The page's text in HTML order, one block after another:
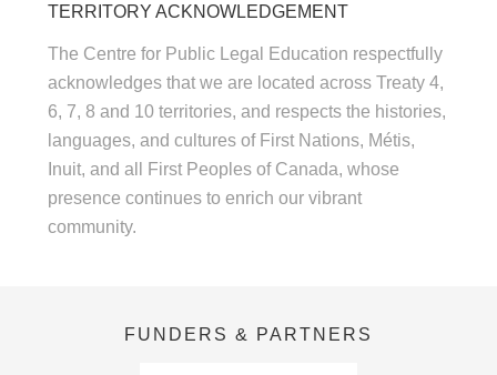
TERRITORY ACKNOWLEDGEMENT
The Centre for Public Legal Education respectfully
acknowledges that we are located across Treaty 4,
6, 7, 8 and 10 territories, and respects the histories,
languages, and cultures of First Nations, Métis,
Inuit, and all First Peoples of Canada, whose
presence continues to enrich our vibrant
community.
FUNDERS & PARTNERS